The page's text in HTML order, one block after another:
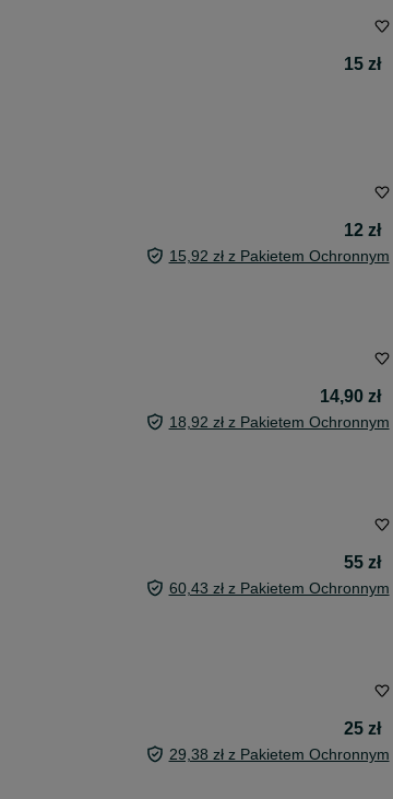
15 zł
12 zł
15,92 zł z Pakietem Ochronnym
14,90 zł
18,92 zł z Pakietem Ochronnym
55 zł
60,43 zł z Pakietem Ochronnym
25 zł
29,38 zł z Pakietem Ochronnym